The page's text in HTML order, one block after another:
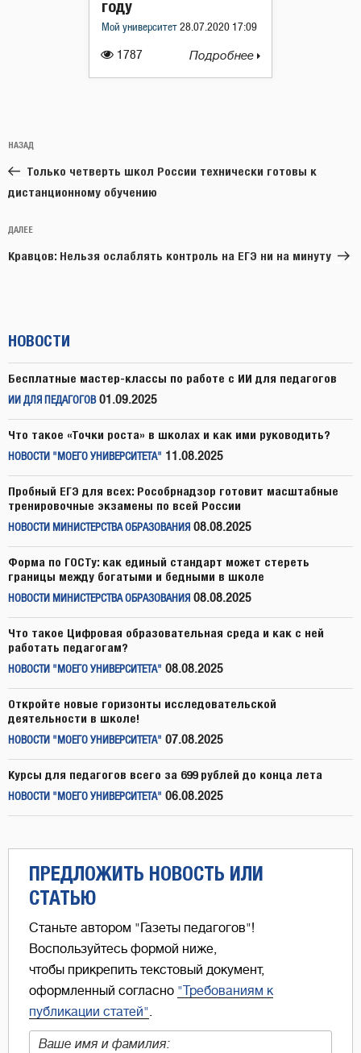
1787
году
Мой университет 28.07.2020 17:09
Подробнее
по
записям
Предыдущая
запись:
НАЗАД
Только четверть школ России технически готовы к
дистанционному обучению
Следующая
запись
ДАЛЕЕ
Кравцов: Нельзя ослаблять контроль на ЕГЭ ни на минуту
НОВОСТИ
Бесплатные мастер-классы по работе с ИИ для педагогов
ИИ ДЛЯ ПЕДАГОГОВ 01.09.2025
Что такое «Точки роста» в школах и как ими руководить?
НОВОСТИ "МОЕГО УНИВЕРСИТЕТА" 11.08.2025
Пробный ЕГЭ для всех: Рособрнадзор готовит масштабные
тренировочные экзамены по всей России
НОВОСТИ МИНИСТЕРСТВА ОБРАЗОВАНИЯ 08.08.2025
Форма по ГОСТу: как единый стандарт может стереть
границы между богатыми и бедными в школе
НОВОСТИ МИНИСТЕРСТВА ОБРАЗОВАНИЯ 08.08.2025
Что такое Цифровая образовательная среда и как с ней
работать педагогам?
НОВОСТИ "МОЕГО УНИВЕРСИТЕТА" 08.08.2025
Откройте новые горизонты исследовательской
деятельности в школе!
НОВОСТИ "МОЕГО УНИВЕРСИТЕТА" 07.08.2025
Курсы для педагогов всего за 699 рублей до конца лета
НОВОСТИ "МОЕГО УНИВЕРСИТЕТА" 06.08.2025
ПРЕДЛОЖИТЬ НОВОСТЬ ИЛИ
СТАТЬЮ
Станьте автором "Газеты педагогов"!
Воспользуйтесь формой ниже,
чтобы прикрепить текстовый документ,
оформленный согласно "Требованиям к
публикации статей"